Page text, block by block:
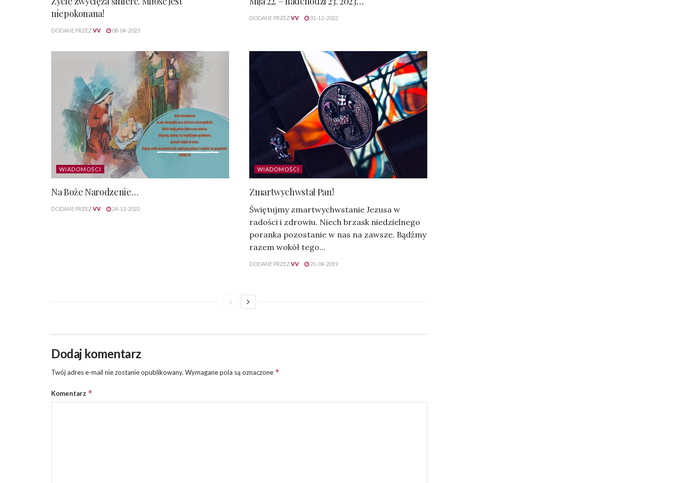
niepokonana!
DODANE PRZEZVV 08-04-2023
DODANE PRZEZVV 31-12-2022
WIADOMOŚCI
Na Boże Narodzenie…
DODANE PRZEZVV 24-12-2022
WIADOMOŚCI
Zmartwychwstał Pan!
Świętujmy zmartwychwstanie Jezusa w
radości i zdrowiu. Niech brzask niedzielnego
poranka pozostanie w nas na zawsze. Bądźmy
razem wokół tego...
DODANE PRZEZVV 21-04-2019
Dodaj komentarz
Twój adres e-mail nie zostanie opublikowany. Wymagane pola są oznaczone *
Komentarz *